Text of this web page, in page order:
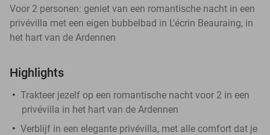
Voor 2 personen: geniet van een romantische nacht in een
privévilla met een eigen bubbelbad in L'écrin Beauraing, in
het hart van de Ardennen
Highlights
Trakteer jezelf op een romantische nacht voor 2 in een
privévilla in het hart van de Ardennen
Verblijf in een elegante privévilla, met alle comfort dat je